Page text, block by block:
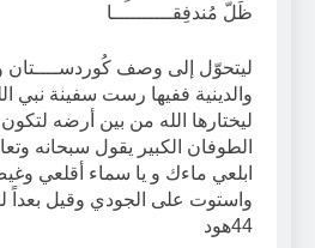
ظَلّ مُندفِقــــــــــا
ليتحوّل إلى وصف كُوردســــتان
والدينية ففيها رست سفينة نبي
ليختارها الله من بين أرضه لتكون
الطوفان الكبير يقول سبحانه
ابلعي ماءك و يا سماء أقلعي
واستوت على الجودي وقيل بعداً
44هود